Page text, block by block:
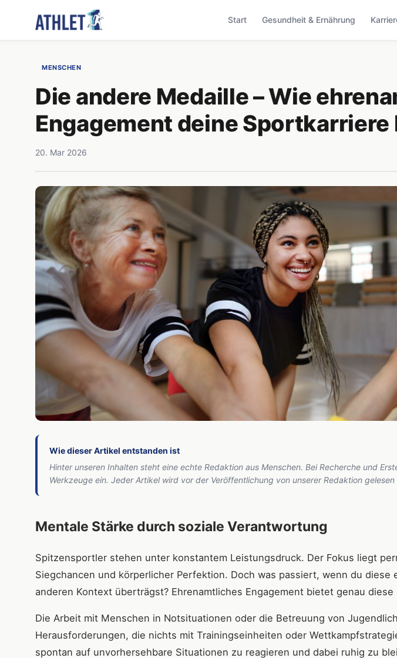
Start Gesundheit & Ernährung
MENSCHEN
Die andere Medaille – Wie
Engagement deine
20. Mar 2026
Wie dieser Artikel entstanden ist
Hinter unseren Inhalten steht eine echte Redaktion aus Menschen. Bei Recherche und
Werkzeuge ein. Jeder Artikel wird vor der Veröffentlichung von unserer Redaktion
Mentale Stärke durch soziale Verantwortung
Spitzensportler stehen unter konstantem Leistungsdruck. Der Fokus liegt
Siegchancen und körperlicher Perfektion. Doch was passiert, wenn du diese
anderen Kontext überträgst? Ehrenamtliches Engagement bietet genau
Die Arbeit mit Menschen in Notsituationen oder die Betreuung von
Herausforderungen, die nichts mit Trainingseinheiten oder
spontan auf unvorhersehbare Situationen zu reagieren und dabei ruhig zu